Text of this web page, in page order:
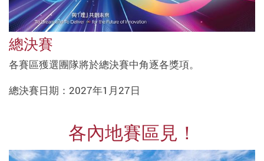
總決賽
各賽區獲選團隊將於總決賽中角逐各獎項。
總決賽日期：2027年1月27日
各內地賽區見！